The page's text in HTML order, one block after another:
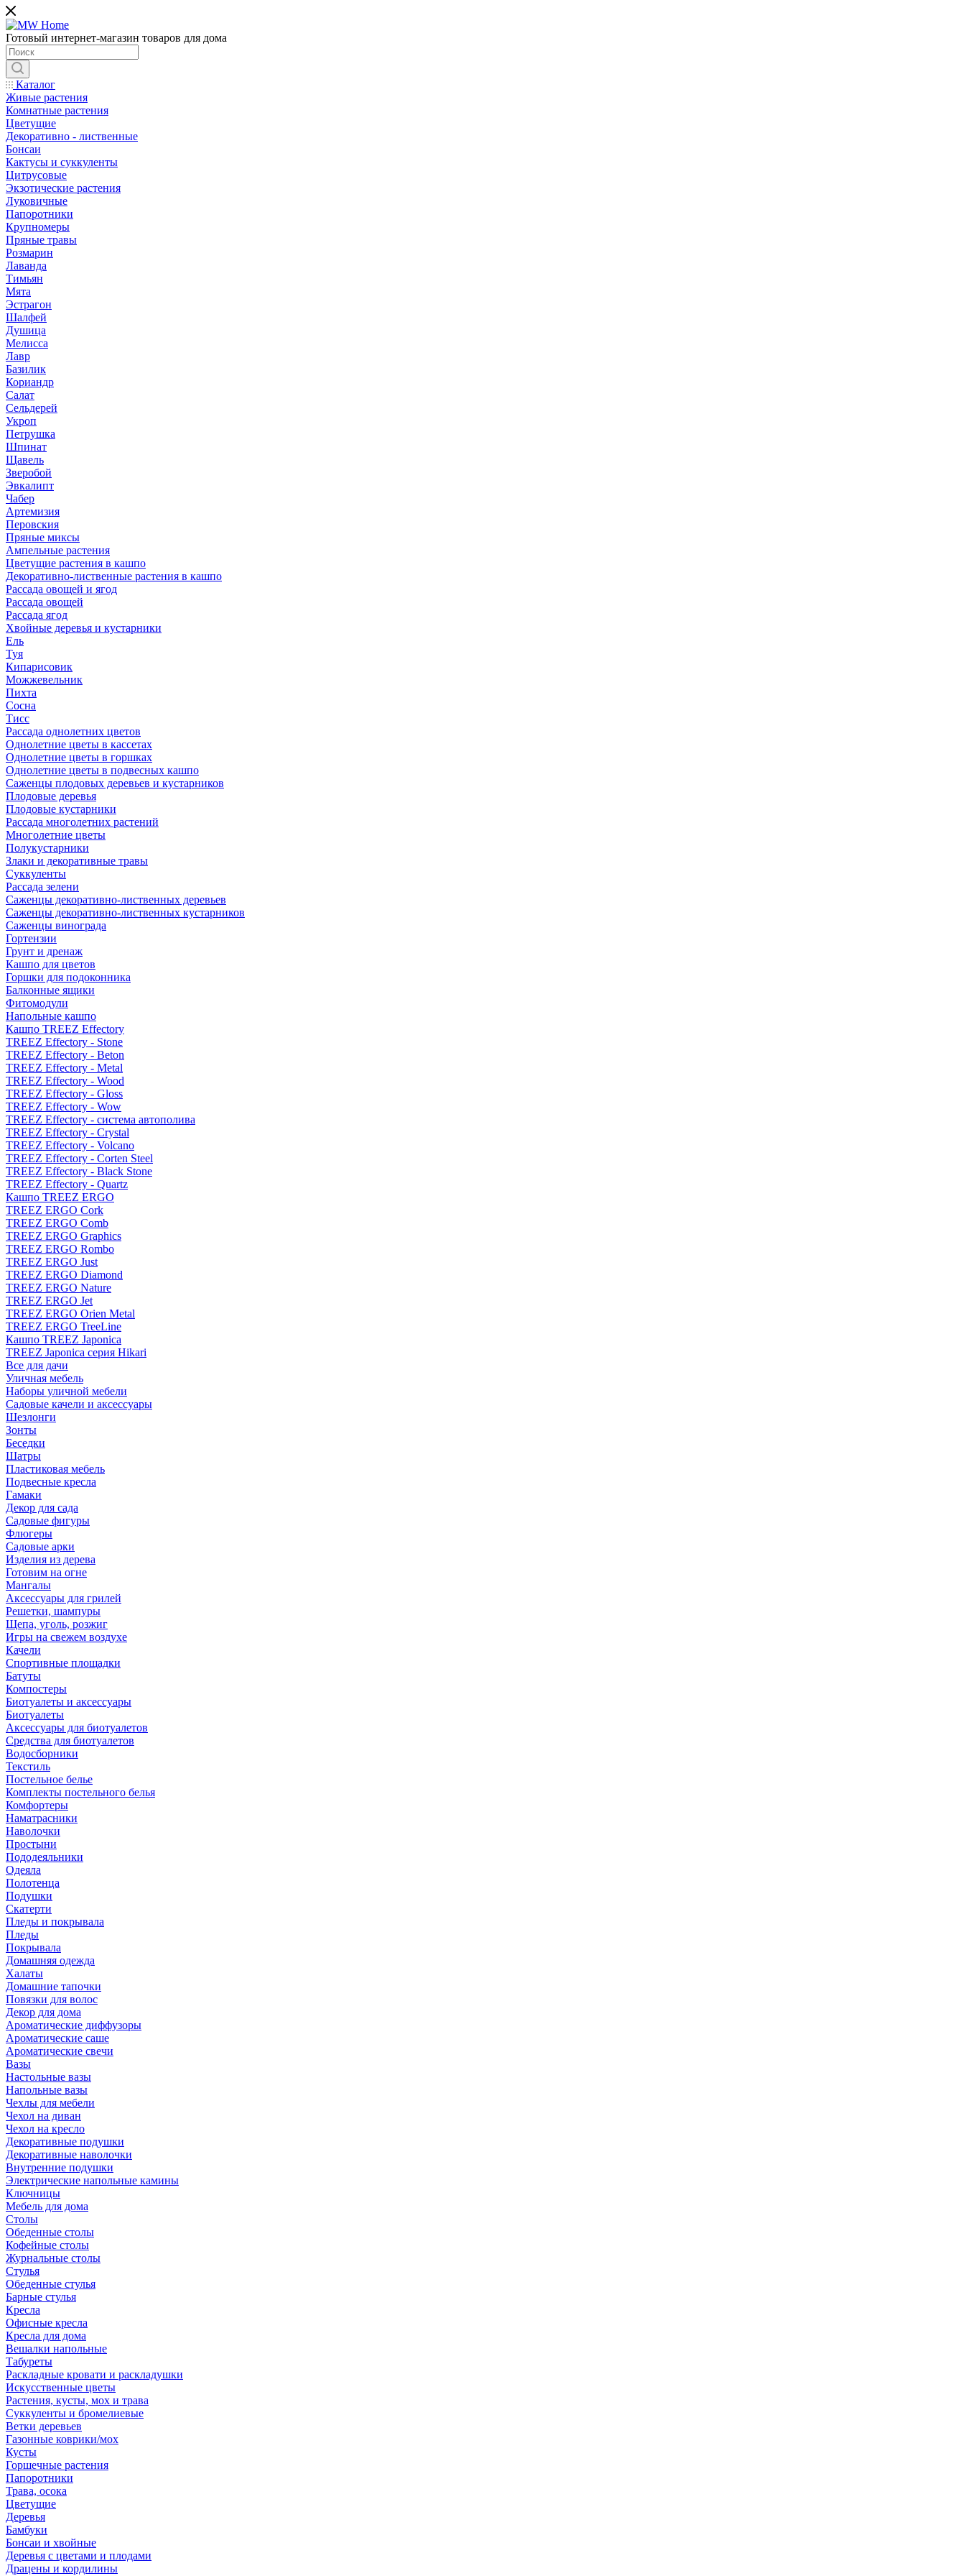
Готовый интернет-магазин товаров для дома
Каталог
Живые растения
Комнатные растения
Цветущие
Декоративно - лиственные
Бонсаи
Кактусы и суккуленты
Цитрусовые
Экзотические растения
Луковичные
Папоротники
Крупномеры
Пряные травы
Розмарин
Лаванда
Тимьян
Мята
Эстрагон
Шалфей
Душица
Мелисса
Лавр
Базилик
Кориандр
Салат
Сельдерей
Укроп
Петрушка
Шпинат
Щавель
Зверобой
Эвкалипт
Чабер
Артемизия
Перовския
Пряные миксы
Ампельные растения
Цветущие растения в кашпо
Декоративно-лиственные растения в кашпо
Рассада овощей и ягод
Рассада овощей
Рассада ягод
Хвойные деревья и кустарники
Ель
Туя
Кипарисовик
Можжевельник
Пихта
Сосна
Тисc
Рассада однолетних цветов
Однолетние цветы в кассетах
Однолетние цветы в горшках
Однолетние цветы в подвесных кашпо
Саженцы плодовых деревьев и кустарников
Плодовые деревья
Плодовые кустарники
Рассада многолетних растений
Многолетние цветы
Полукустарники
Злаки и декоративные травы
Суккуленты
Рассада зелени
Саженцы декоративно-лиственных деревьев
Саженцы декоративно-лиственных кустарников
Саженцы винограда
Гортензии
Грунт и дренаж
Кашпо для цветов
Горшки для подоконника
Балконные ящики
Фитомодули
Напольные кашпо
Кашпо TREEZ Effectory
TREEZ Effectory - Stone
TREEZ Effectory - Beton
TREEZ Effectory - Metal
TREEZ Effectory - Wood
TREEZ Effectory - Gloss
TREEZ Effectory - Wow
TREEZ Effectory - система автополива
TREEZ Effectory - Crystal
TREEZ Effectory - Volcano
TREEZ Effectory - Corten Steel
TREEZ Effectory - Black Stone
TREEZ Effectory - Quartz
Кашпо TREEZ ERGO
TREEZ ERGO Cork
TREEZ ERGO Comb
TREEZ ERGO Graphics
TREEZ ERGO Rombo
TREEZ ERGO Just
TREEZ ERGO Diamond
TREEZ ERGO Nature
TREEZ ERGO Jet
TREEZ ERGO Orien Metal
TREEZ ERGO TreeLine
Кашпо TREEZ Japonica
TREEZ Japonica серия Hikari
Все для дачи
Уличная мебель
Наборы уличной мебели
Садовые качели и аксессуары
Шезлонги
Зонты
Беседки
Шатры
Пластиковая мебель
Подвесные кресла
Гамаки
Декор для сада
Садовые фигуры
Флюгеры
Садовые арки
Изделия из дерева
Готовим на огне
Мангалы
Аксессуары для грилей
Решетки, шампуры
Щепа, уголь, розжиг
Игры на свежем воздухе
Качели
Спортивные площадки
Батуты
Компостеры
Биотуалеты и аксессуары
Биотуалеты
Аксессуары для биотуалетов
Средства для биотуалетов
Водосборники
Текстиль
Постельное белье
Комплекты постельного белья
Комфортеры
Наматрасники
Наволочки
Простыни
Пододеяльники
Одеяла
Полотенца
Подушки
Скатерти
Пледы и покрывала
Пледы
Покрывала
Домашняя одежда
Халаты
Домашние тапочки
Повязки для волос
Декор для дома
Ароматические диффузоры
Ароматические саше
Ароматические свечи
Вазы
Настольные вазы
Напольные вазы
Чехлы для мебели
Чехол на диван
Чехол на кресло
Декоративные подушки
Декоративные наволочки
Внутренние подушки
Электрические напольные камины
Ключницы
Мебель для дома
Столы
Обеденные столы
Кофейные столы
Журнальные столы
Стулья
Обеденные стулья
Барные стулья
Кресла
Офисные кресла
Кресла для дома
Вешалки напольные
Табуреты
Раскладные кровати и раскладушки
Искусственные цветы
Растения, кусты, мох и трава
Суккуленты и бромелиевые
Ветки деревьев
Газонные коврики/мох
Кусты
Горшечные растения
Папоротники
Трава, осока
Цветущие
Деревья
Бамбуки
Бонсаи и хвойные
Деревья с цветами и плодами
Драцены и кордилины